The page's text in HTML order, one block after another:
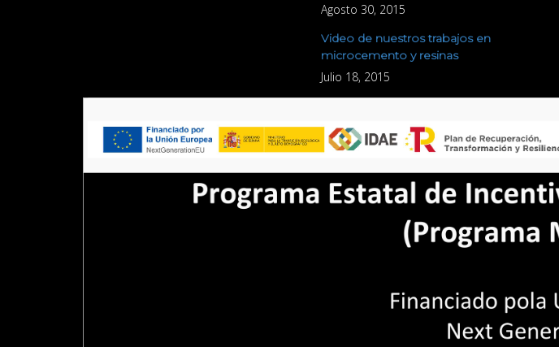
Agosto 30, 2015
Video de nuestros trabajos en
microcemento y resinas
Julio 18, 2015